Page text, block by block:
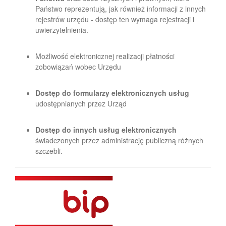
Państwo reprezentują, jak również informacji z innych
rejestrów urzędu - dostęp ten wymaga rejestracji i
uwierzytelnienia.
Możliwość elektronicznej realizacji płatności
zobowiązań wobec Urzędu
Dostęp do formularzy elektronicznych usług
udostępnianych przez Urząd
Dostęp do innych usług elektronicznych
świadczonych przez administrację publiczną różnych
szczebli.